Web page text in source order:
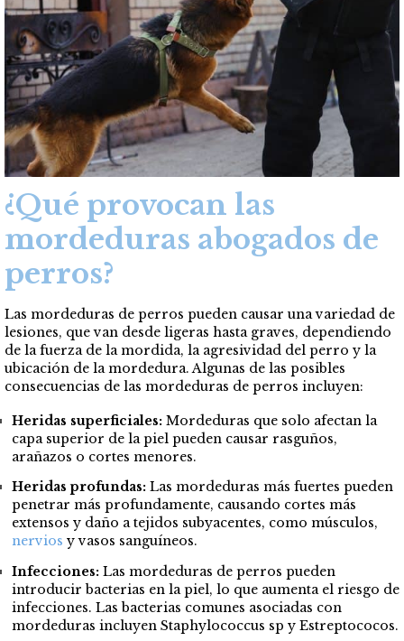
¿Qué provocan las
mordeduras abogados de
perros?
Las mordeduras de perros pueden causar una variedad de
lesiones, que van desde ligeras hasta graves, dependiendo
de la fuerza de la mordida, la agresividad del perro y la
ubicación de la mordedura. Algunas de las posibles
consecuencias de las mordeduras de perros incluyen:
Heridas superficiales: Mordeduras que solo afectan la
capa superior de la piel pueden causar rasguños,
arañazos o cortes menores.
Heridas profundas: Las mordeduras más fuertes pueden
penetrar más profundamente, causando cortes más
extensos y daño a tejidos subyacentes, como músculos,
nervios y vasos sanguíneos.
Infecciones: Las mordeduras de perros pueden
introducir bacterias en la piel, lo que aumenta el riesgo de
infecciones. Las bacterias comunes asociadas con
mordeduras incluyen Staphylococcus sp y Estreptococos.